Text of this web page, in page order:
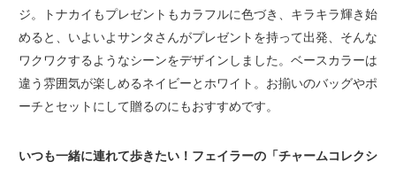
ジ。トナカイもプレゼントもカラフルに色づき、キラキラ輝き始
めると、いよいよサンタさんがプレゼントを持って出発、そんな
ワクワクするようなシーンをデザインしました。ベースカラーは
違う雰囲気が楽しめるネイビーとホワイト。お揃いのバッグやポ
ーチとセットにして贈るのにもおすすめです。
いつも一緒に連れて歩きたい！フェイラーの「チャームコレクシ